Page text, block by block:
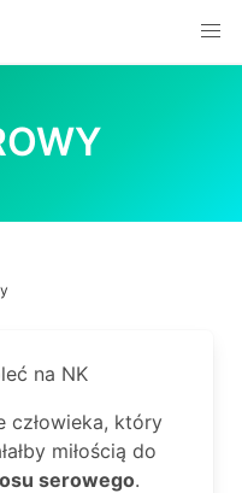
na NK
człowieka, który
miłością do
serowego.